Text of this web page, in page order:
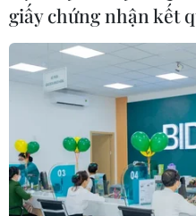
tăng trưởng để giữ ổn
tâm hoàn thành cao
nhiệm kỳ. Để làm
Mạnh Hùng đề nghị
đơn vị thành viên/trực
lực trong từng công
thúc đẩy sản xuất kinh
quả, ổn định và tăng
giấy chứng nhận kết